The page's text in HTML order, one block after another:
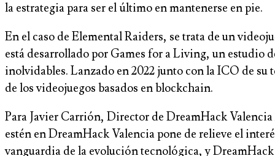
la estrategia para ser el último en mantenerse en pie.
En el caso de Elemental Raiders, se trata de un
está desarrollado por Games for a Living, un estudio
inolvidables. Lanzado en 2022 junto con la ICO de
de los videojuegos basados en blockchain.
Para Javier Carrión, Director de DreamHack
estén en DreamHack Valencia pone de relieve el
vanguardia de la evolución tecnológica, y